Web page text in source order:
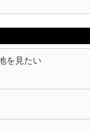
を見たい